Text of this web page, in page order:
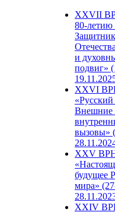
ХХVII
80-
и
подвиг»
XXVI
Внешние
вызовы»
XXV
будущее
мира»
XXIV